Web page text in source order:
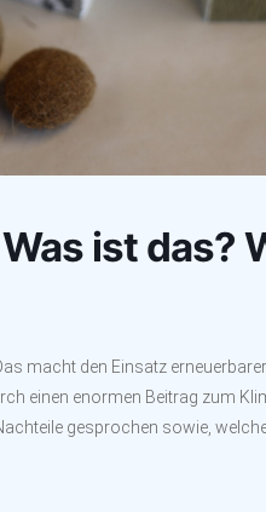
ist das?
macht den Einsatz
einen enormen Beitrag zum
gesprochen sowie,